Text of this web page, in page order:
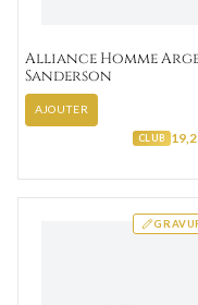
Alliance Homme
Sanderson
AJOUTER
CLUB